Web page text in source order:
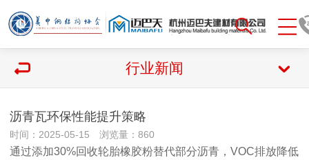
行业新闻
沥青瓦环保性能提升策略
时间：2025-05-15 浏览量：860
通过添加30%回收轮胎橡胶粉替代部分沥青，VOC排放降低